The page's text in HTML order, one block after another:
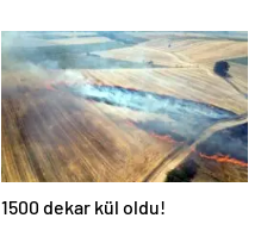
1500 dekar kül oldu!